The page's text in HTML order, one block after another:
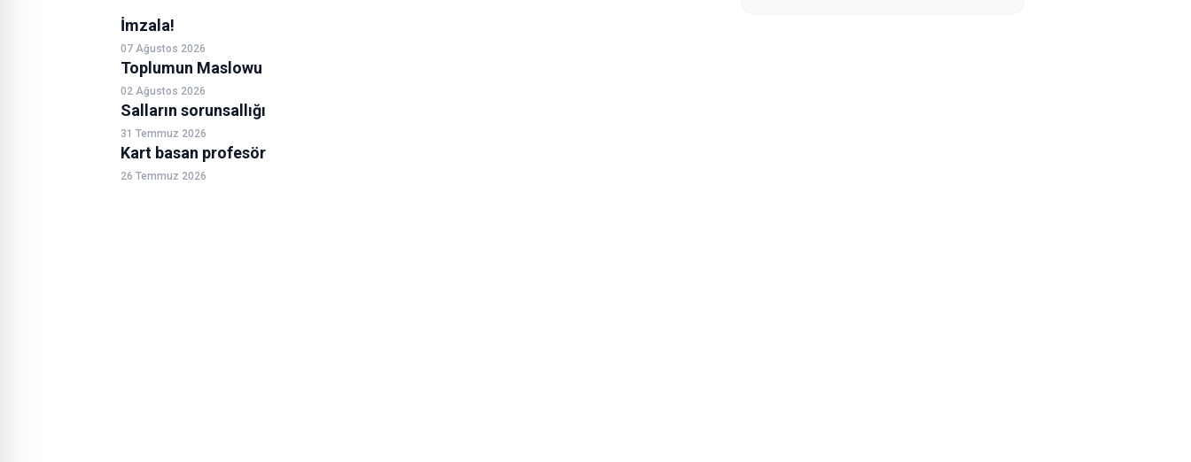
İmzala!
07 Ağustos 2026
Toplumun Maslowu
02 Ağustos 2026
Salların sorunsallığı
31 Temmuz 2026
Kart basan profesör
26 Temmuz 2026